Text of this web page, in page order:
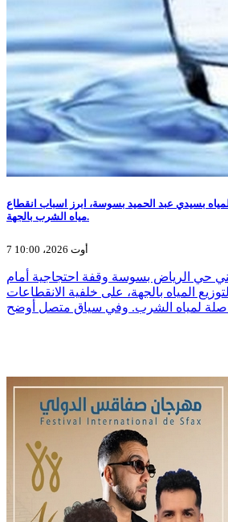
بسيدي عبد الحميد بسوسة، ابرز اسباب انقطاع
مياه الشرب بالجهة.
7 أوت 2026، 10:00
حي الرياض بسوسة وقفة احتجاجية أمام
المياه بالجهة، على خلفية الانقطاعات